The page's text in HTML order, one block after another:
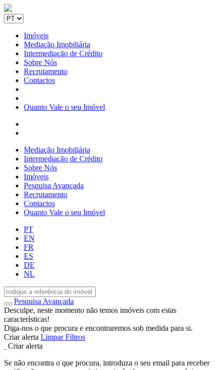
Imóveis
Mediação Imobiliária
Intermediação de Crédito
Sobre Nós
Recrutamento
Contactos
Quanto Vale o seu Imóvel
Mediação Imobiliária
Intermediação de Crédito
Sobre Nós
Imóveis
Pesquisa Avançada
Recrutamento
Contactos
Quanto Vale o seu Imóvel
PT
EN
FR
ES
DE
NL
Pesquisa Avançada
Desculpe, neste momento não temos imóveis com estas
características!
Diga-nos o que procura e encontraremos sob medida para si.
Criar alerta Limpar Filtros
Criar alerta
Se não encontra o que procura, introduza o seu email para receber